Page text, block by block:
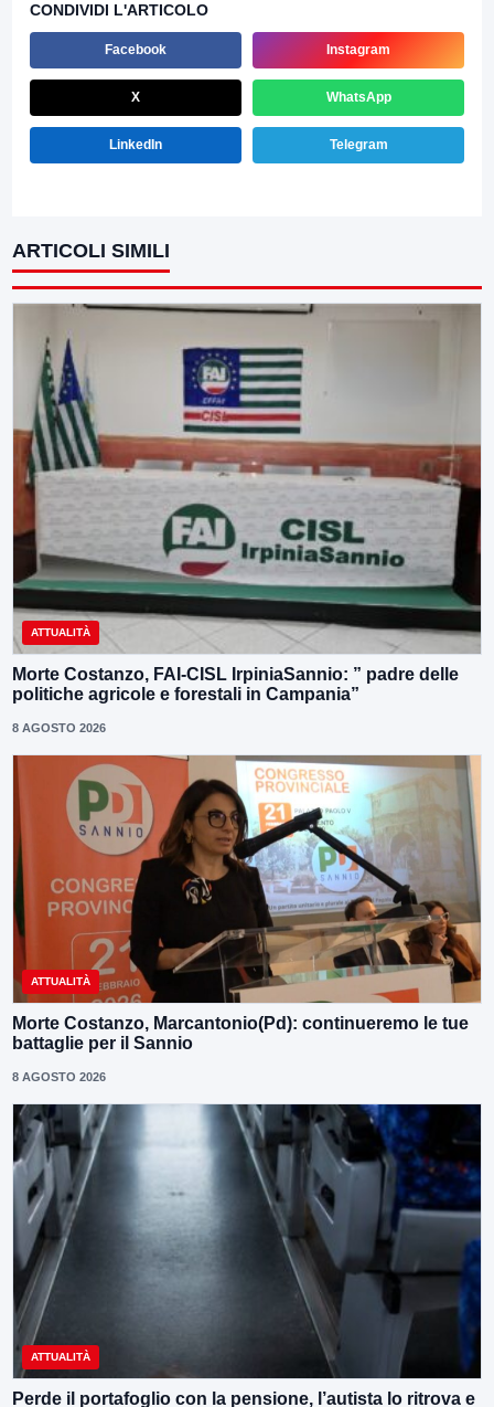
CONDIVIDI L'ARTICOLO
Facebook Instagram
X WhatsApp
LinkedIn Telegram
ARTICOLI SIMILI
ATTUALITÀ
Morte Costanzo, FAI-CISL IrpiniaSannio: ” padre delle
politiche agricole e forestali in Campania”
8 AGOSTO 2026
ATTUALITÀ
Morte Costanzo, Marcantonio(Pd): continueremo le tue
battaglie per il Sannio
8 AGOSTO 2026
ATTUALITÀ
Perde il portafoglio con la pensione, l’autista lo ritrova e